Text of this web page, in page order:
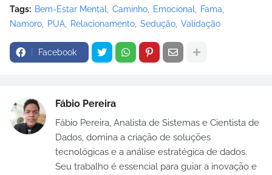
Tags: Bem-Estar Mental Caminho Emocional
Fama
Namoro
PUA Relacionamento Sedução Validação
Facebook
Fábio Pereira
Fábio Pereira, Analista de Sistemas e Cientista de
Dados, domina a criação de soluções
tecnológicas e a análise estratégica de dados.
Seu trabalho é essencial para guiar a inovação e